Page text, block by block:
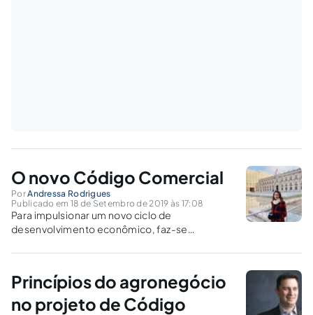
O novo Código Comercial
PorAndressa Rodrigues
Publicado em 18 de Setembro de 2019 às 17:08
Para impulsionar um novo ciclo de
desenvolvimento econômico, faz-se
um novo Código Comercial. modernizadas e
relações privadas entre as empresas.
Princípios do agronegócio
no projeto de Código